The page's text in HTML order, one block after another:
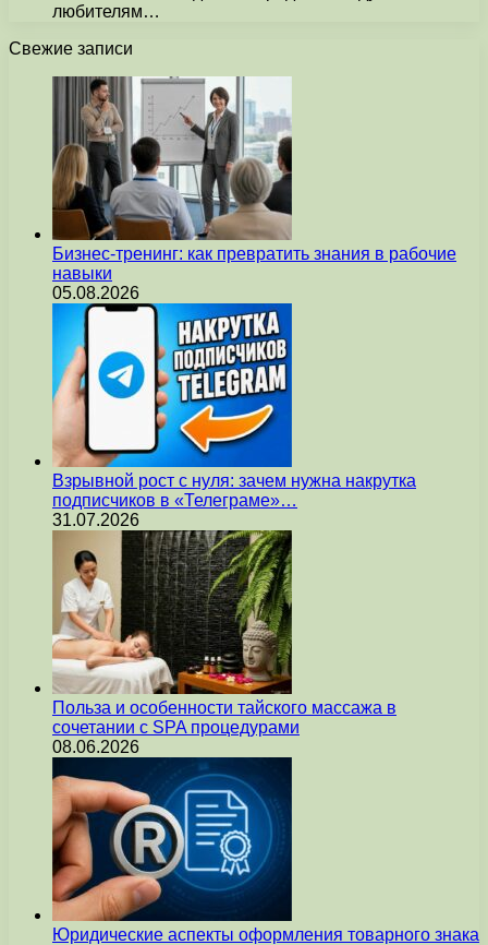
любителям…
Свежие записи
Бизнес-тренинг: как превратить знания в рабочие
навыки
05.08.2026
Взрывной рост с нуля: зачем нужна накрутка
подписчиков в «Телеграме»…
31.07.2026
Польза и особенности тайского массажа в
сочетании с SPA процедурами
08.06.2026
Юридические аспекты оформления товарного знака